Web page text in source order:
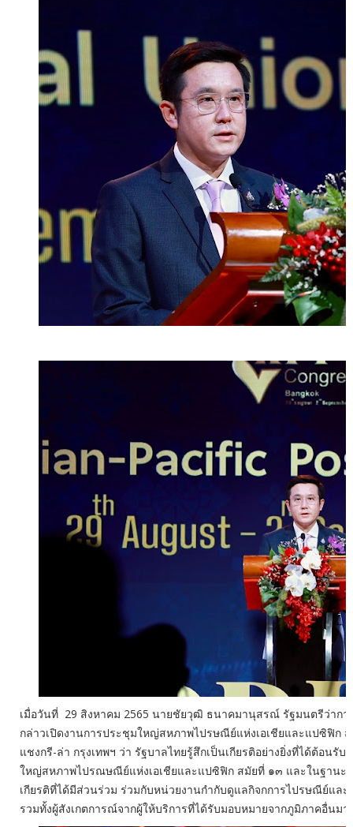
เมื่อวันที่ 29 สิงหาคม 2565 นายชัยวุฒิ ธนาคมานุสรณ์ รัฐมนตรีว่ากา
กล่าวเปิดงานการประชุมใหญ่สหภาพไปรษณีย์แห่งเอเชียและแปซิฟิก
แชงกรี-ล่า กรุงเทพฯ ว่า รัฐบาลไทยรู้สึกเป็นเกียรติอย่างยิ่งที่ได้ต้อนรั
ใหญ่สหภาพไปรณษณีย์แห่งเอเชียและแปซิฟิก สมัยที่ ๑๓ และในฐานะป
เกียรติที่ได้มีส่วนร่วม ร่วมกับหน่วยงานกำกับดูแลกิจกการไปรษณีย์แล
รวมทั้งผู้สังเกตการณ์จากผู้ให้บริการที่ได้รับมอบหมายจากภูมิภาคอื่นม